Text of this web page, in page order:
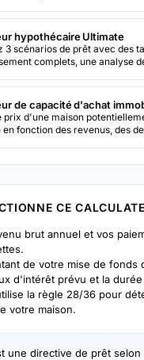
hypothécaire Ultimate
3 scénarios de prêt avec des
complets, une analyse
intégré.
de capacité d'achat
prix d'une maison
fonction des revenus, des
CE
brut annuel et vos
de votre mise de fonds
d'intérêt prévu et la
la règle 28/36 pour
votre maison.
une directive de prêt selon